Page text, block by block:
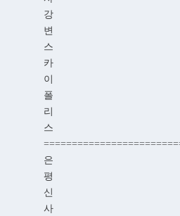
강
변
스
카
이
폴
리
스
은
평
신
사